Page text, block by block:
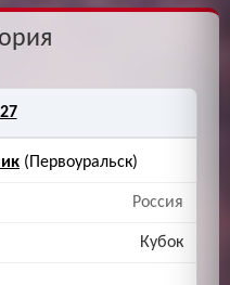
(Первоуральск)
Россия
Кубок